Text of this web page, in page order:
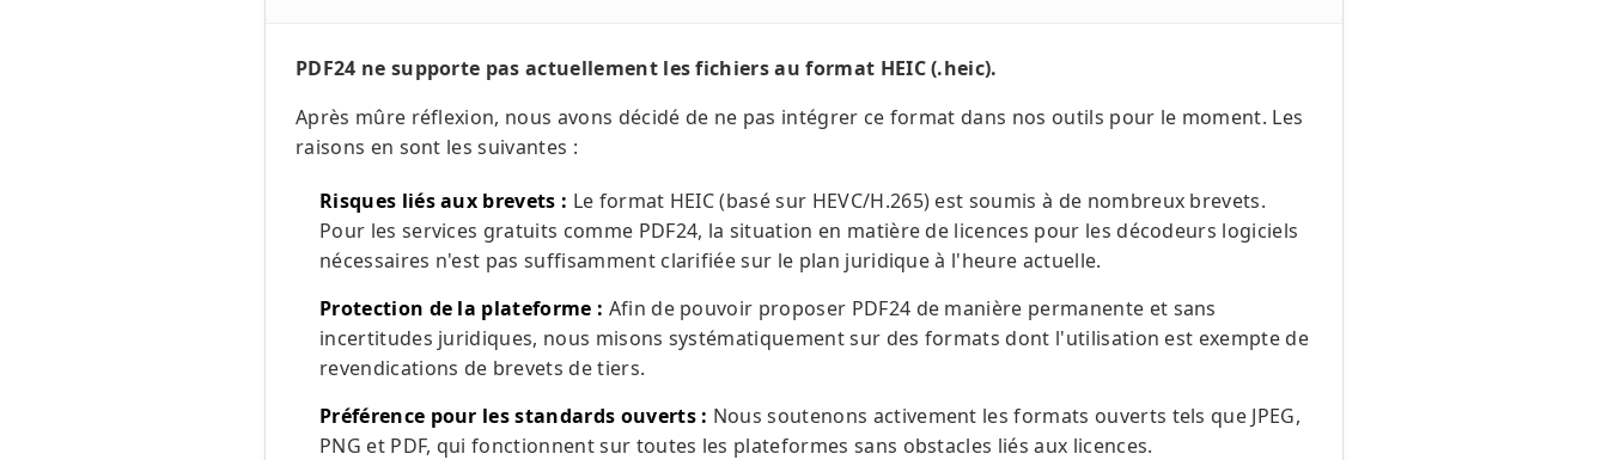
PDF24 ne supporte pas actuellement les fichiers au format HEIC (.heic).
Après mûre réflexion, nous avons décidé de ne pas intégrer ce format dans nos outils pour le moment. Les
raisons en sont les suivantes :
Risques liés aux brevets : Le format HEIC (basé sur HEVC/H.265) est soumis à de nombreux brevets.
Pour les services gratuits comme PDF24, la situation en matière de licences pour les décodeurs logiciels
nécessaires n'est pas suffisamment clarifiée sur le plan juridique à l'heure actuelle.
Protection de la plateforme : Afin de pouvoir proposer PDF24 de manière permanente et sans
incertitudes juridiques, nous misons systématiquement sur des formats dont l'utilisation est exempte de
revendications de brevets de tiers.
Préférence pour les standards ouverts : Nous soutenons activement les formats ouverts tels que JPEG,
PNG et PDF, qui fonctionnent sur toutes les plateformes sans obstacles liés aux licences.